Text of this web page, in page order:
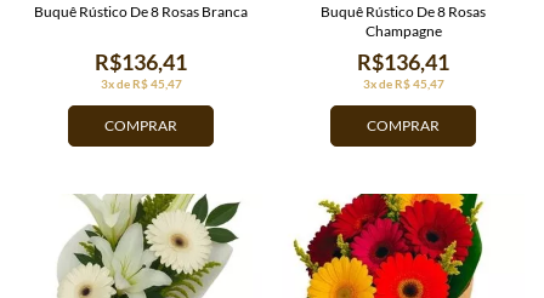
COMPRAR
3x de R$ 45,47
R$136,41
Buquê Rústico De 8 Rosas Branca
COMPRAR
3x de R$ 45,47
R$136,41
Buquê Rústico De 8 Rosas
Champagne